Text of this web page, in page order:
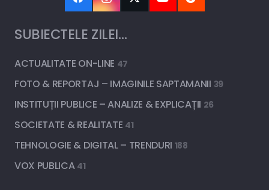
SUBIECTELE ZILEI…
ACTUALITATE ON-LINE 47
FOTO & REPORTAJ – IMAGINILE SAPTAMANII 39
INSTITUȚII PUBLICE – ANALIZE & EXPLICAȚII 26
SOCIETATE & REALITATE 41
TEHNOLOGIE & DIGITAL – TRENDURI 188
VOX PUBLICA 41